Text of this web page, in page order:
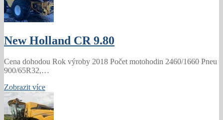
New Holland CR 9.80
Cena dohodou Rok výroby 2018 Počet motohodin 2460/1660 Pneu
900/65R32,…
Zobrazit více